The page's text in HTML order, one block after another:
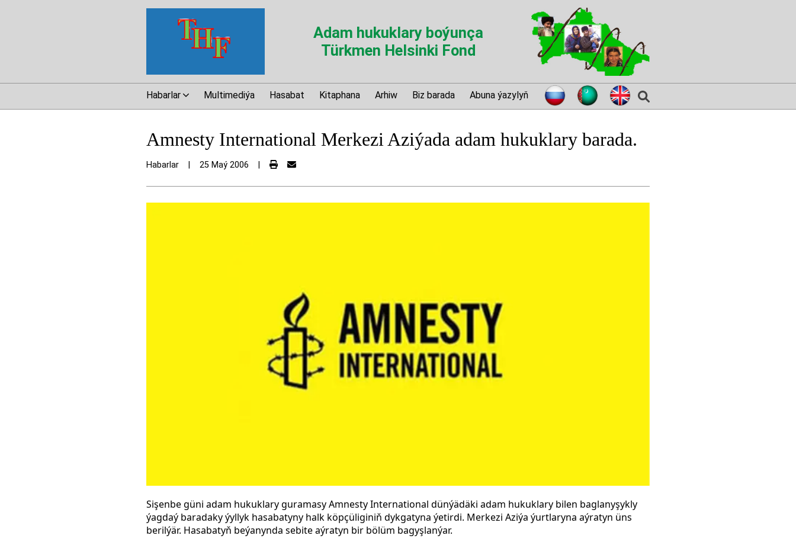
Adam hukuklary boýunça
Türkmen Helsinki Fond
Habarlar Multimediýa Hasabat Kitaphana Arhiw Biz barada Abuna ýazylyň
Amnesty International Merkezi Aziýada adam hukuklary barada.
Habarlar 25 Maý 2006
Sişenbe güni adam hukuklary guramasy Amnesty International dünýädäki adam hukuklary bilen baglanyşykly
ýagdaý baradaky ýyllyk hasabatyny halk köpçüliginiň dykgatyna ýetirdi. Merkezi Aziýa ýurtlaryna aýratyn üns
berilýär. Hasabatyň beýanynda sebite aýratyn bir bölüm bagyşlanýar.